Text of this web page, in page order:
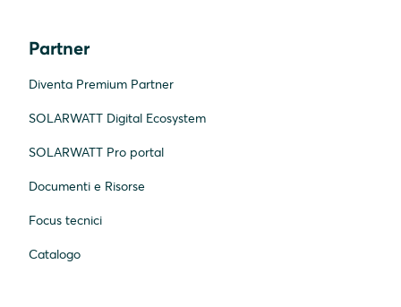
Partner
Diventa Premium Partner
SOLARWATT Digital Ecosystem
SOLARWATT Pro portal
Documenti e Risorse
Focus tecnici
Catalogo